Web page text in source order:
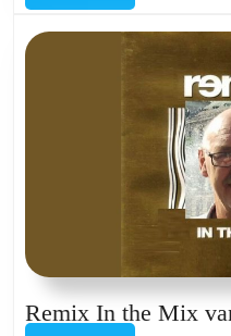
Remix In the Mix